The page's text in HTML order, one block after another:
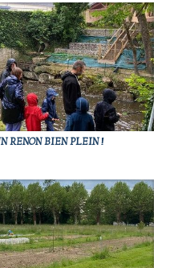
RENON BIEN PLEIN !